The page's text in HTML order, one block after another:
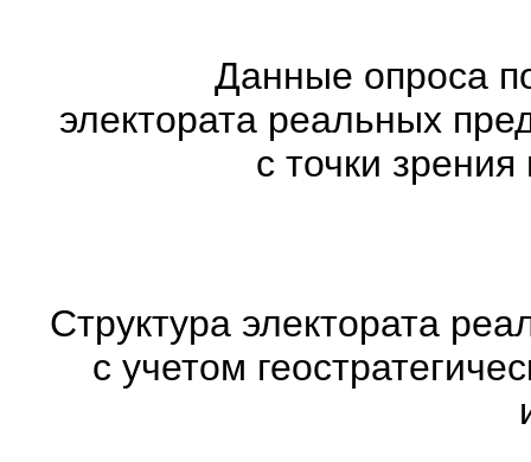
Данные опроса
электората реальных
с точки зрения
Структура электората
с учетом